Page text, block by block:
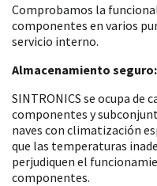
Comprobamos la
componentes en varios
servicio interno.
Almacenamiento seguro:
SINTRONICS se ocupa de
componentes y
naves con climatización
que las temperaturas
perjudiquen el
componentes.